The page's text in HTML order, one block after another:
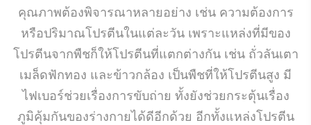
คุณภาพต้องพิจารณาหลายอย่าง เช่น ความต้องการ
หรือปริมาณโปรตีนในแต่ละวัน เพราะแหล่งที่มีของ
โปรตีนจากพืชก็ให้โปรตีนที่แตกต่างกัน เช่น ถั่วลันเตา
เมล็ดฟักทอง และข้าวกล้อง เป็นพืชที่ให้โปรตีนสูง มี
ไฟเบอร์ช่วยเรื่องการขับถ่าย ทั้งยังช่วยกระตุ้นเรื่อง
ภูมิคุ้มกันของร่างกายได้ดีอีกด้วย อีกทั้งแหล่งโปรตีน